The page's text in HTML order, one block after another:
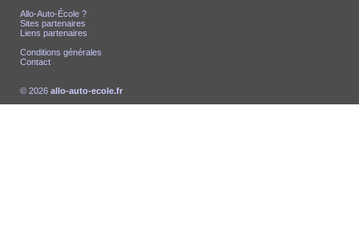
Allo-Auto-École ?
Sites partenaires
Liens partenaires
Conditions générales
Contact
© 2026 allo-auto-ecole.fr